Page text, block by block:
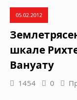
05.02.2012
шкале
Вануату
1454 0